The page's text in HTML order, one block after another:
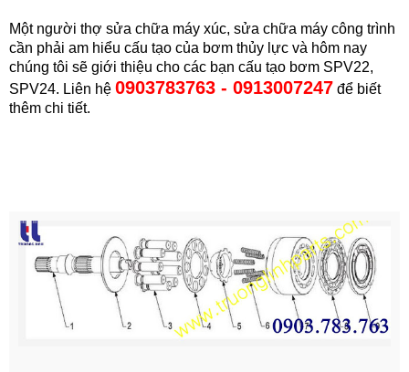
Một người thợ sửa chữa máy xúc, sửa chữa máy công trình
cần phải am hiểu cấu tạo của bơm thủy lực và hôm nay
chúng tôi sẽ giới thiệu cho các bạn cấu tạo bơm SPV22,
SPV24. Liên hệ 0903783763 - 0913007247 để biết
thêm chi tiết.